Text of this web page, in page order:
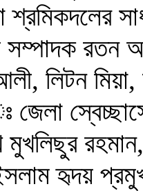
সম্পাদক
লিটন মিয়া,
জেলা
হৃদয়